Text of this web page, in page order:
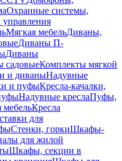
Охранные системы,
Мягкая мебельДиваны,
Диваны П-
Диваны
садовыеКомплекты мягкой
и диваныНадувные
и пуфыКресла-качалки,
Надувные креслаПуфы,
мебельКресла
для
Стенки, горкиШкафы-
для жилой
Шкафы, секции в